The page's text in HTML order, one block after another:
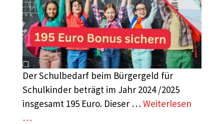
Der Schulbedarf beim Bürgergeld für
Schulkinder beträgt im Jahr 2024 /2025
insgesamt 195 Euro. Dieser … Weiterlesen
…